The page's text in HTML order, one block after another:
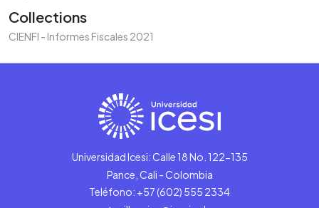
Collections
CIENFI - Informes Fiscales 2021
Universidad Icesi: Calle 18 No. 122-135
Pance, Cali - Colombia
Teléfono: +57 (602) 555 2334